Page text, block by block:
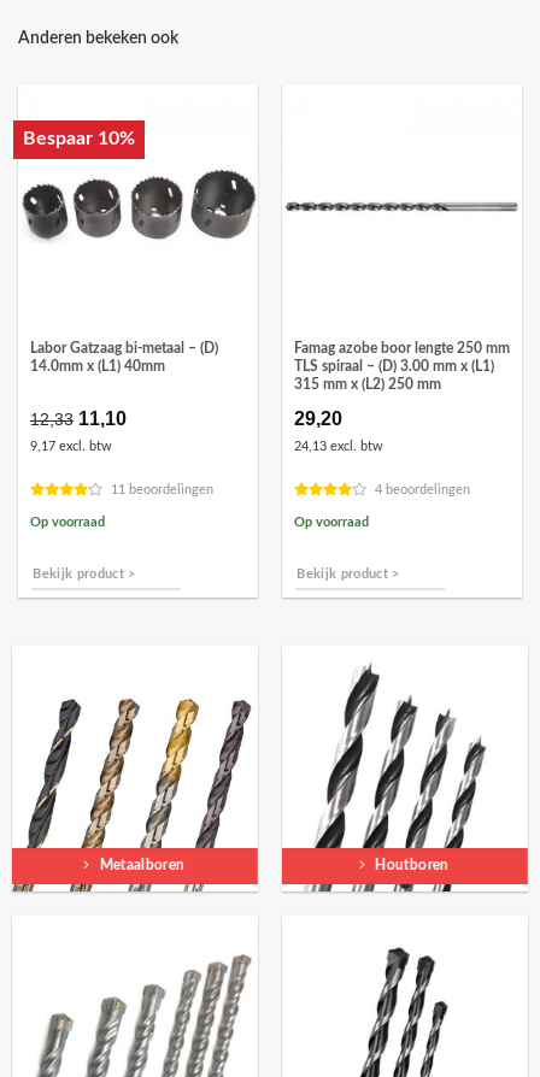
Anderen bekeken ook
Bespaar 10%
Labor Gatzaag bi-metaal – (D)
14.0mm x (L1) 40mm
12,33 Oorspronkelijke
prijs
was:
11,10Huidige
9,17 excl. btw
11 beoordelingen
Op voorraad
Bekijk product >
Famag azobe boor lengte 250 mm
TLS spiraal – (D) 3.00 mm x (L1)
315 mm x (L2) 250 mm
29,20
24,13 excl. btw
4 beoordelingen
Op voorraad
Bekijk product >
Metaalboren Houtboren